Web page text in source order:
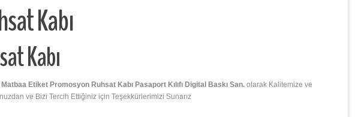
Kabı
Kabı
Etiket Promosyon Ruhsat Kabı Pasaport Kılıfı Digital Baskı San. olarak Kalitemize ve
ve Bizi Tercih Ettiğiniz için Teşekkürlerimizi Sunarız